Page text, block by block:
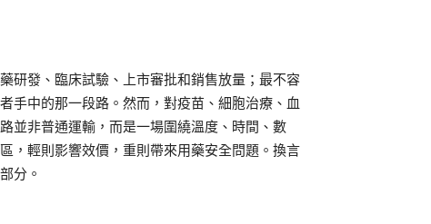
研發、臨床試驗、上市審批和銷售放量；最不容
手中的那一段路。然而，對疫苗、細胞治療、血
並非普通運輸，而是一場圍繞溫度、時間、數
，輕則影響效價，重則帶來用藥安全問題。換言
分。